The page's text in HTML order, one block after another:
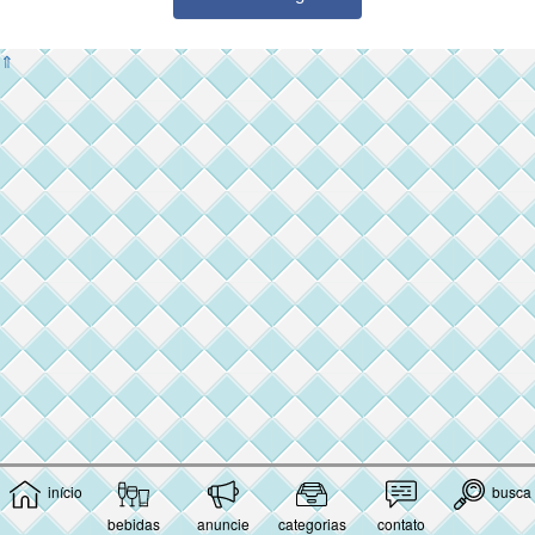
início
bebidas
anuncie categorias contato
busca
⇑